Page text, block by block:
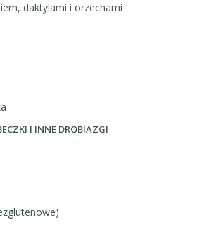
daktylami i orzechami
I INNE DROBIAZGI